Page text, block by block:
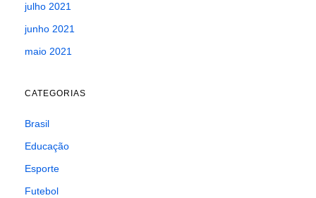
julho 2021
junho 2021
maio 2021
CATEGORIAS
Brasil
Educação
Esporte
Futebol